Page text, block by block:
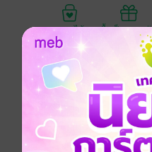
อยากได้ ซื้อเป็นของข
"South Node เต็มเกิบ" คื
ปรัชญา มีทฤษฎีโหราศาส
เป็นแนวทางการเรียนรู้โ
เหตุการณ์สะเทือนสองแผ่
"ใจมนุษย์" เมื่อวาระกรรม